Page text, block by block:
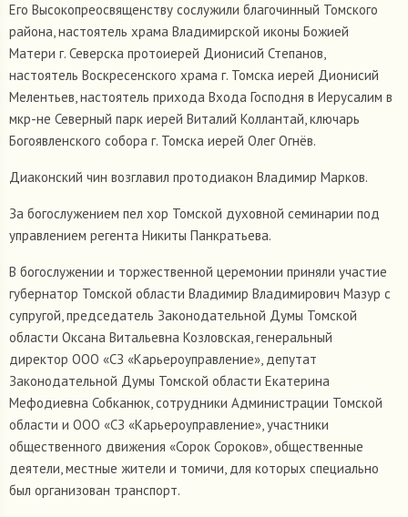
Его Высокопреосвященству сослужили благочинный Томского
района, настоятель храма Владимирской иконы Божией
Матери г. Северска протоиерей Дионисий Степанов,
настоятель Воскресенского храма г. Томска иерей Дионисий
Мелентьев, настоятель прихода Входа Господня в Иерусалим в
мкр-не Северный парк иерей Виталий Коллантай, ключарь
Богоявленского собора г. Томска иерей Олег Огнёв.
Диаконский чин возглавил протодиакон Владимир Марков.
За богослужением пел хор Томской духовной семинарии под
управлением регента Никиты Панкратьева.
В богослужении и торжественной церемонии приняли участие
губернатор Томской области Владимир Владимирович Мазур с
супругой, председатель Законодательной Думы Томской
области Оксана Витальевна Козловская, генеральный
директор ООО «СЗ «Карьероуправление», депутат
Законодательной Думы Томской области Екатерина
Мефодиевна Собканюк, сотрудники Администрации Томской
области и ООО «СЗ «Карьероуправление», участники
общественного движения «Сорок Сороков», общественные
деятели, местные жители и томичи, для которых специально
был организован транспорт.